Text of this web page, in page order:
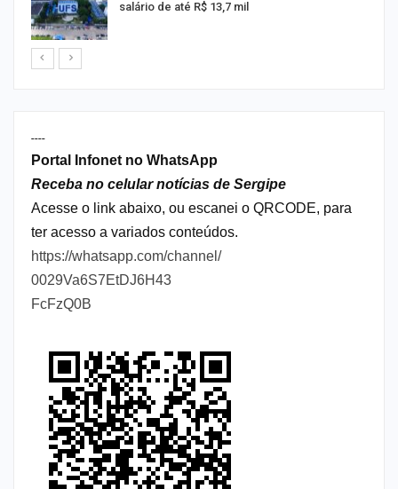
salário de até R$ 13,7 mil
----
Portal Infonet no WhatsApp
Receba no celular notícias de Sergipe
Acesse o link abaixo, ou escanei o QRCODE, para
ter acesso a variados conteúdos.
https://whatsapp.com/channel/
0029Va6S7EtDJ6H43
FcFzQ0B